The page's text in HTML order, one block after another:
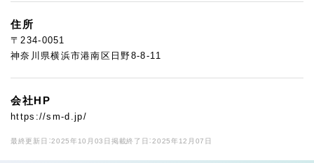
住所
〒234-0051
神奈川県横浜市港南区日野8-8-11
会社HP
https://sm-d.jp/
最終更新日：2025年10月03日 掲載終了日：2025年12月07日